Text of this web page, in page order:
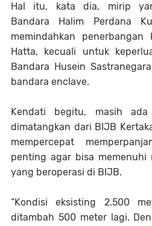
Hal itu, kata dia, mirip
Bandara Halim Perdana
memindahkan penerbangan
Hatta, kecuali untuk
Bandara Husein
bandara enclave.
Kendati begitu, masih
dimatangkan dari BIJB
mempercepat
penting agar bisa memenuhi
yang beroperasi di BIJB.
“Kondisi eksisting 2.500
ditambah 500 meter lagi.